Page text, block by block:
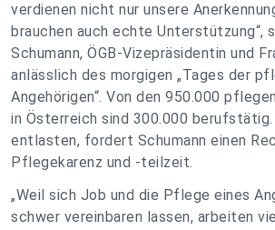
verdienen nicht nur unsere
brauchen auch echte Unterstützung“,
Schumann, ÖGB-Vizepräsidentin und
anlässlich des morgigen „Tages der
Angehörigen“. Von den 950.000
in Österreich sind 300.000 berufstätig.
entlasten, fordert Schumann einen
Pflegekarenz und -teilzeit.
„Weil sich Job und die Pflege eines
schwer vereinbaren lassen, arbeiten